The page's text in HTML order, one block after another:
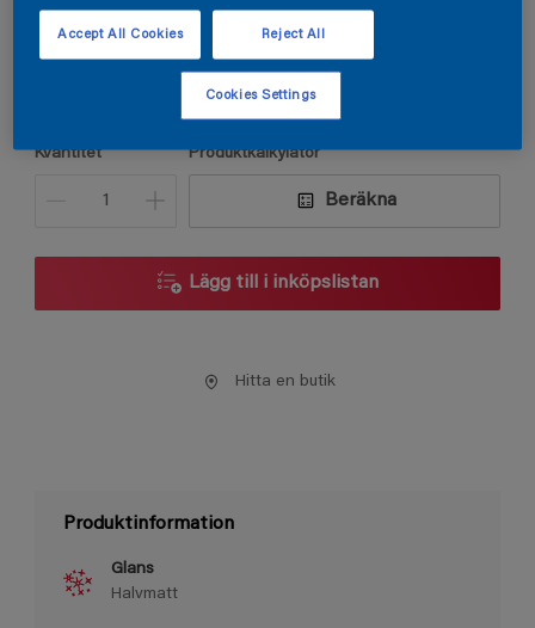
Förpackningsstorlek
0,75L
Kvantitet Produktkalkylator
Beräkna
Lägg till i inköpslistan
Hitta en butik
Produktinformation
Glans
Halvmatt
Reject All
Accept All Cookies
Cookies Settings